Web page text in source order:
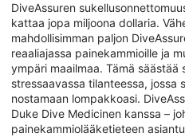
DiveAssuren
kattaa jopa miljoona dollaria.
mahdollisimman paljon
reaaliajassa painekammioille ja
ympäri maailmaa. Tämä säästää
stressaavassa tilanteessa, jossa
nostamaan lompakkoasi.
Duke Dive Medicinen kanssa –
painekammiolääketieteen